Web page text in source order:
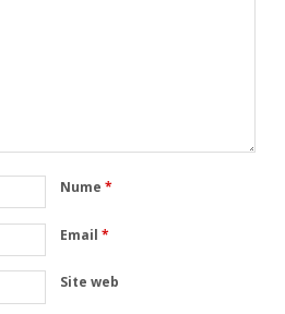
Nume*
Email*
Site web